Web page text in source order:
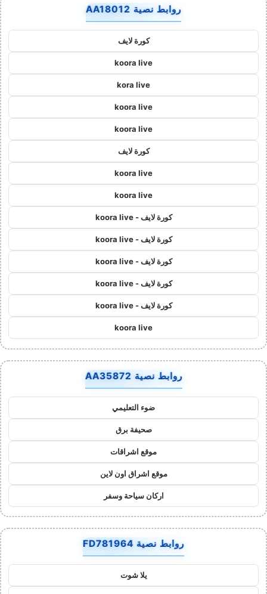
روابط نصية AA18012
كورة لايف
koora live
kora live
koora live
koora live
كورة لايف
koora live
koora live
كورة لايف - koora live
كورة لايف - koora live
كورة لايف - koora live
كورة لايف - koora live
كورة لايف - koora live
koora live
روابط نصية AA35872
ضوء التعليمي
صحيفة برق
موقع اشراقات
موقع اشراق اون لاين
اركان سياحة وسفر
روابط نصية FD781964
يلا شوت